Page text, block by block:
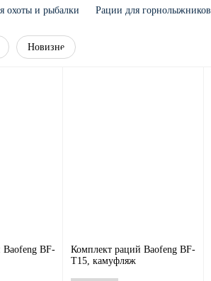
охоты и рыбалки Рации для горнолыжников
Новизне
Baofeng BF-
Комплект раций Baofeng BF-
T15, камуфляж